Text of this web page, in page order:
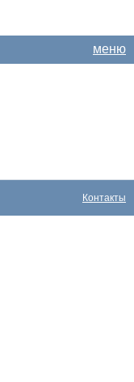
меню
Контакты